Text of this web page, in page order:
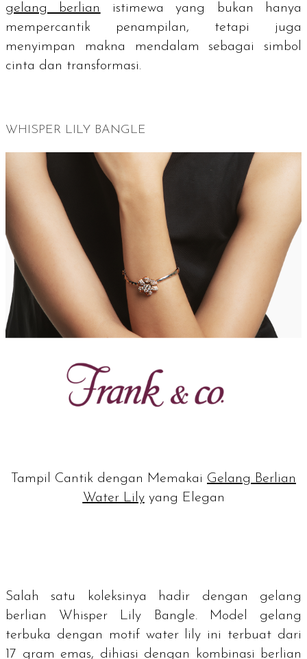
gelang berlian
istimewa yang bukan hanya
mempercantik penampilan, tetapi juga
menyimpan makna mendalam sebagai simbol
cinta dan transformasi.
WHISPER LILY BANGLE
Tampil Cantik dengan Memakai Gelang Berlian
Water Lilyyang Elegan
Salah satu koleksinya hadir dengan gelang
berlian Whisper Lily Bangle. Model gelang
terbuka dengan motif water lily ini terbuat dari
17 gram emas, dihiasi dengan kombinasi berlian